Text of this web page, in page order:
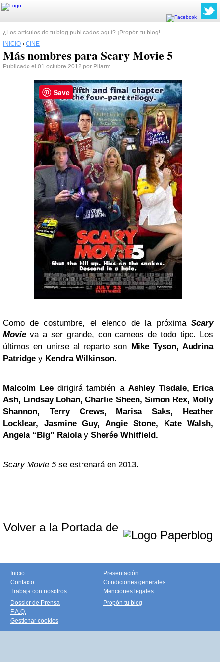
¿Los artículos de tu blog publicados aquí? ¡Propón tu blog!
INICIO › CINE
Más nombres para Scary Movie 5
Publicado el 01 octubre 2012 por Pilarm
Como de costumbre, el elenco de la próxima Scary
Movie va a ser grande, con cameos de todo tipo. Los
últimos en unirse al reparto son Mike Tyson, Audrina
Patridge y Kendra Wilkinson.
Malcolm Lee dirigirá también a Ashley Tisdale, Erica
Ash, Lindsay Lohan, Charlie Sheen, Simon Rex, Molly
Shannon, Terry Crews, Marisa Saks, Heather
Locklear, Jasmine Guy, Angie Stone, Kate Walsh,
Angela “Big” Raiola y Sherée Whitfield.
Scary Movie 5se estrenará en 2013.
Volver a la Portada de
Inicio
Contacto
Trabaja con nosotros
Presentación
Condiciones generales
Menciones legales
Dossier de Prensa
F.A.Q.
Gestionar cookies
Propón tu blog
Save